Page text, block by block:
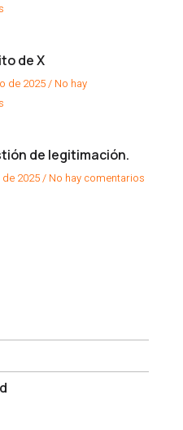
de X
de 2025
No hay
de legitimación.
2025 No hay comentarios